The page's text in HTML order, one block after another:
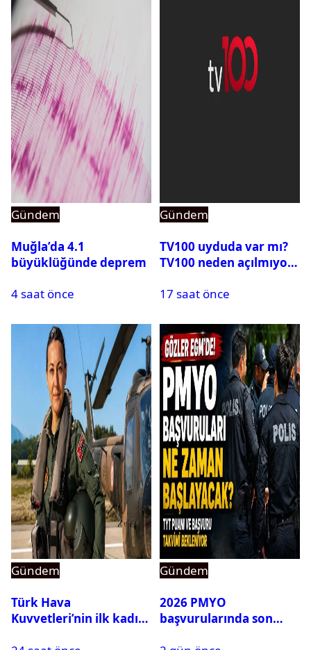
Gündem
Muğla’da 4.1
büyüklüğünde deprem
4 saat önce
Gündem
TV100 uyduda var mı?
TV100 neden açılmıyor?
17 saat önce
Gündem
Türk Hava
Kuvvetleri’nin ilk kadın
Gündem
2026 PMYO
başvurularında son